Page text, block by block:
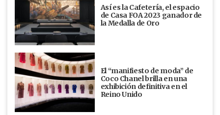
Así es la Cafetería, el espacio
de Casa FOA 2023 ganador de
la Medalla de Oro
El “manifiesto de moda” de
Coco Chanel brilla en una
exhibición definitiva en el
Reino Unido